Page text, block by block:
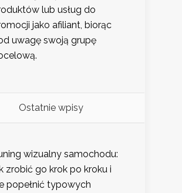
lub usług do
jako afiliant, biorąc
uwagę swoją grupę
Ostatnie wpisy
wizualny samochodu:
zrobić go krok po kroku i
popełnić typowych